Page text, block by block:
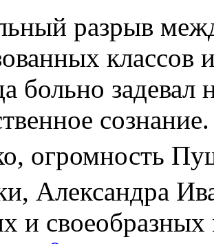
разрыв
больно задевал
огромность
Александра
и